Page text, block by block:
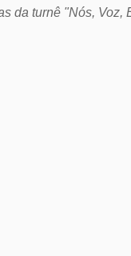
da turnê "Nós, Voz,